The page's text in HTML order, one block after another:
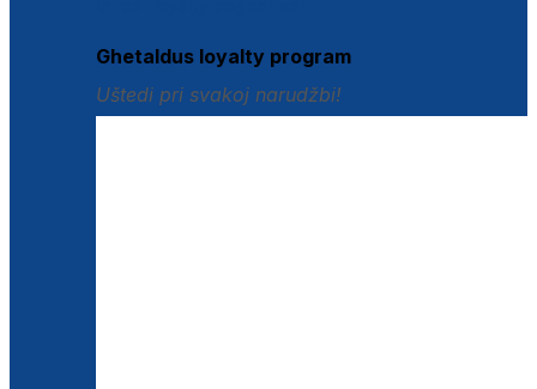
Ghetaldus loyalty program
Uštedi pri svakoj narudžbi!